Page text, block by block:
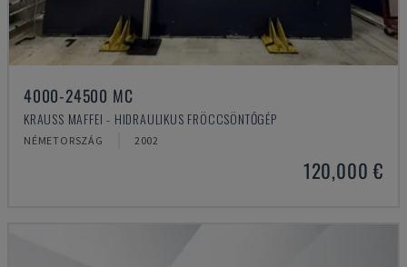
4000-24500 MC
KRAUSS MAFFEI - HIDRAULIKUS FRÖCCSÖNTŐGÉP
NÉMETORSZÁG 2002
120,000 €